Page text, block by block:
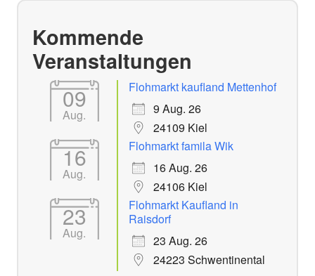
Kommende
Veranstaltungen
09
Aug.
Flohmarkt kaufland Mettenhof
9 Aug. 26
24109 Kiel
16
Aug.
Flohmarkt famila Wik
16 Aug. 26
24106 Kiel
23
Aug.
Flohmarkt Kaufland in
Raisdorf
23 Aug. 26
24223 Schwentinental